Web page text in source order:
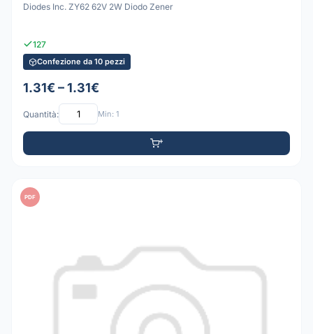
Diodes Inc. ZY62 62V 2W Diodo Zener
127
Confezione da 10 pezzi
1.31€ – 1.31€
Quantità: Min: 1
PDF